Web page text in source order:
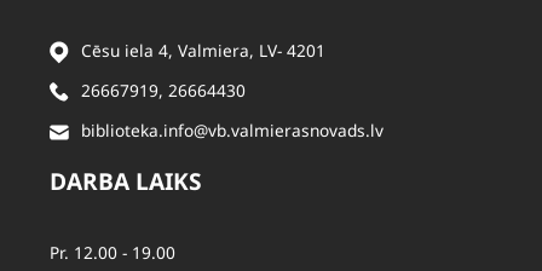
Cēsu iela 4, Valmiera, LV- 4201
26667919, 26664430
biblioteka.info@vb.valmierasnovads.lv
DARBA LAIKS
Pr. 12.00 - 19.00